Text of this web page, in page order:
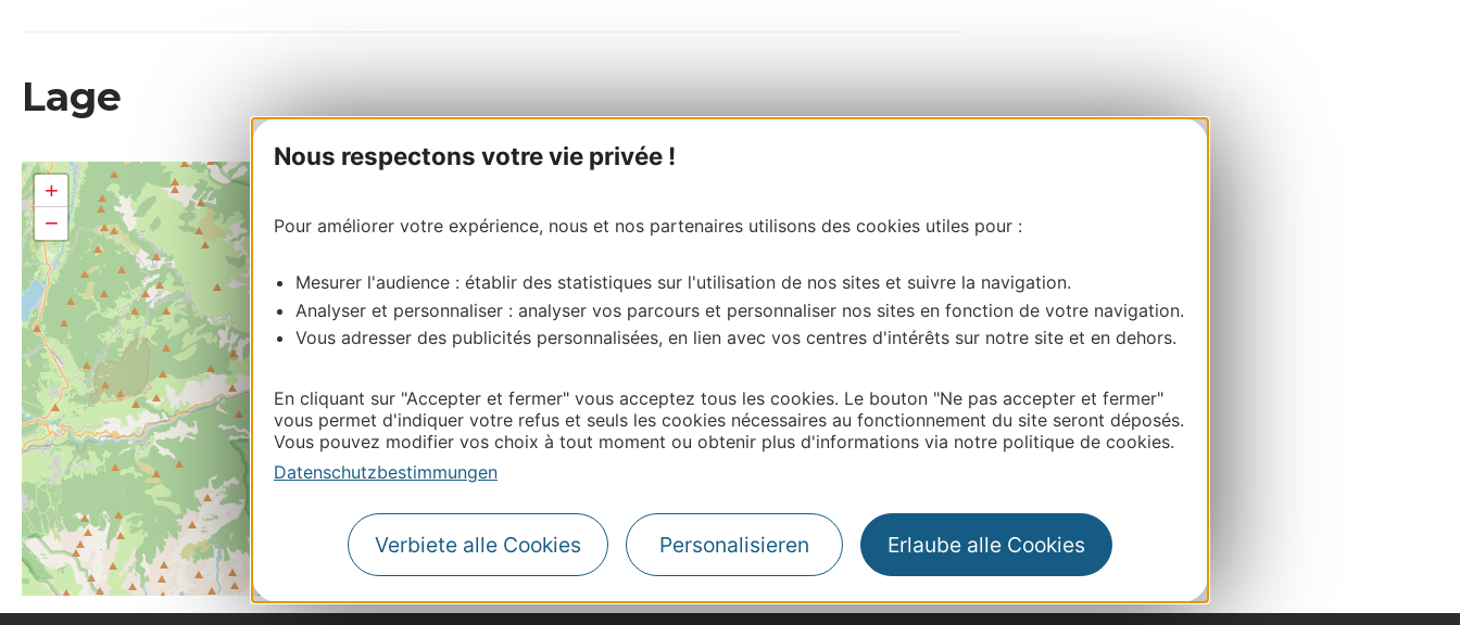
Nous respectons votre vie privée !
Pour améliorer votre expérience, nous et nos partenaires utilisons des cookies utiles pour :
Mesurer l'audience : établir des statistiques sur l'utilisation de nos sites et suivre la navigation.
Analyser et personnaliser : analyser vos parcours et personnaliser nos sites en fonction de votre navigation.
Vous adresser des publicités personnalisées, en lien avec vos centres d'intérêts sur notre site et en dehors.
En cliquant sur "Accepter et fermer" vous acceptez tous les cookies. Le bouton "Ne pas accepter et fermer"
vous permet d'indiquer votre refus et seuls les cookies nécessaires au fonctionnement du site seront déposés.
Vous pouvez modifier vos choix à tout moment ou obtenir plus d'informations via notre politique de cookies.
Datenschutzbestimmungen
Verbiete alle Cookies Personalisieren Erlaube alle Cookies
Lage
+
−